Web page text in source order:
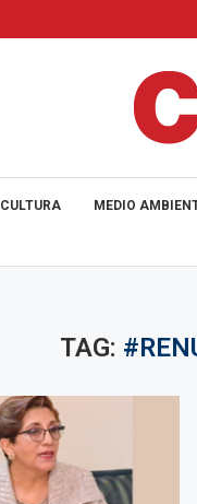
CULTURA MEDIO
TAG: